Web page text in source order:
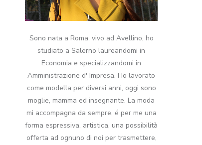
Sono nata a Roma, vivo ad Avellino, ho
studiato a Salerno laureandomi in
Economia e specializzandomi in
Amministrazione d' Impresa. Ho lavorato
come modella per diversi anni, oggi sono
moglie, mamma ed insegnante. La moda
mi accompagna da sempre, é per me una
forma espressiva, artistica, una possibilità
offerta ad ognuno di noi per trasmettere,